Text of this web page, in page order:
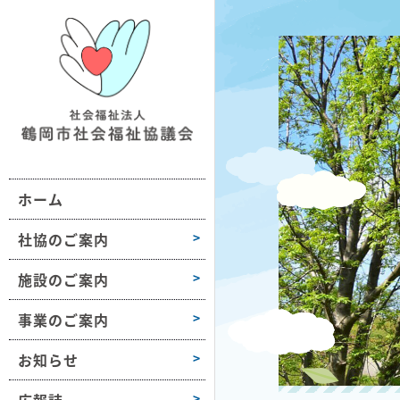
ホーム
社協のご案内
社協について
織図・沿革
施設のご案内
1学区
3学区
4学区
5学区
山
浦
事業のご案内
域の福祉活動支援
ランティア活動支援
齢者や障害のある方への支援
護保険サービス
がい福祉サービス
金活動
お知らせ
業所情報
種様式
ラセンだより